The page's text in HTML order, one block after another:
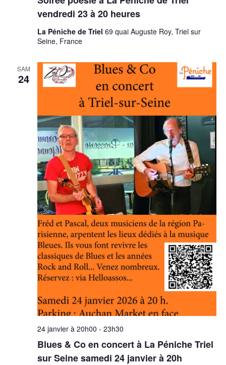
vendredi 23 à 20 heures
La Péniche de Triel 69 quai Auguste Roy, Triel sur
Seine, France
SAM
24
Blues & Co en concert à La Péniche Triel
sur Seine samedi 24 janvier à 20h
24 janvier à 20h00 - 23h30